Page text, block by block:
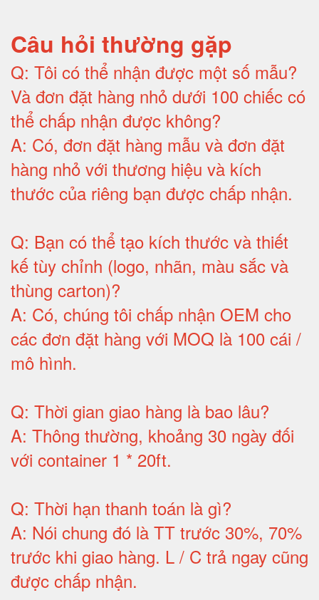
Câu hỏi thường gặp
Q: Tôi có thể nhận được một số mẫu?
Và đơn đặt hàng nhỏ dưới 100 chiếc có
thể chấp nhận được không?
A: Có, đơn đặt hàng mẫu và đơn đặt
hàng nhỏ với thương hiệu và kích
thước của riêng bạn được chấp nhận.
Q: Bạn có thể tạo kích thước và thiết
kế tùy chỉnh (logo, nhãn, màu sắc và
thùng carton)?
A: Có, chúng tôi chấp nhận OEM cho
các đơn đặt hàng với MOQ là 100 cái /
mô hình.
Q: Thời gian giao hàng là bao lâu?
A: Thông thường, khoảng 30 ngày đối
với container 1 * 20ft.
Q: Thời hạn thanh toán là gì?
A: Nói chung đó là TT trước 30%, 70%
trước khi giao hàng. L / C trả ngay cũng
được chấp nhận.